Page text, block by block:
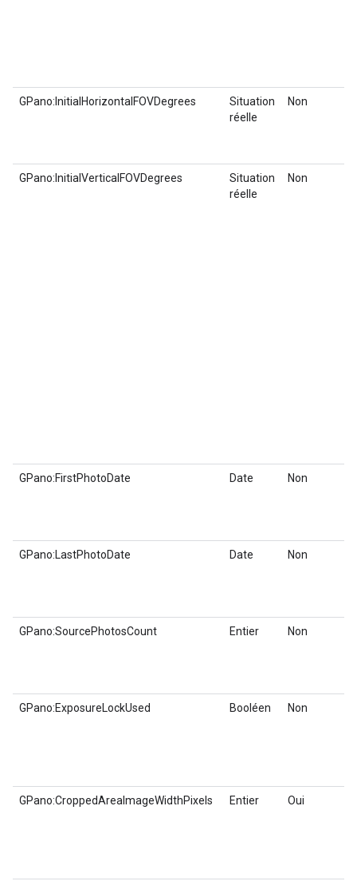
GPano:InitialHorizontalFOVDegrees
Situation
réelle
Non
GPano:InitialVerticalFOVDegrees
Situation
réelle
Non
GPano:FirstPhotoDate Date Non
GPano:LastPhotoDate Date Non
GPano:SourcePhotosCount Entier Non
GPano:ExposureLockUsed Booléen Non
GPano:CroppedAreaImageWidthPixels Entier Oui